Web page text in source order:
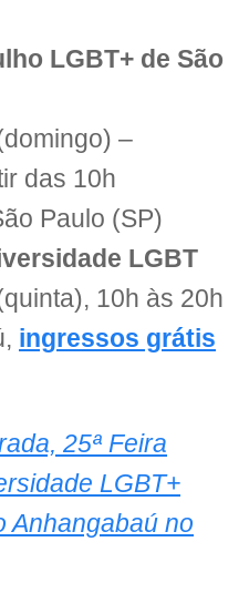
LGBT+ de São
–
das 10h
Paulo (SP)
LGBT
10h às 20h
ingressos grátis
25ª Feira
LGBT+
Anhangabaú no